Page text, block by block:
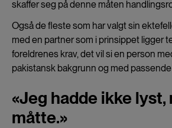
skaffer seg på denne måten
Også de fleste som har valgt sin
med en partner som i prinsippet ligger
foreldrenes krav, det vil si en person
pakistansk bakgrunn og med
«Jeg hadde ikke lyst,
måtte.»